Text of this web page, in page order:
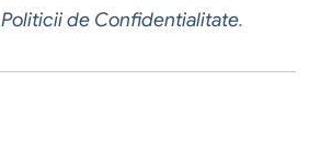
Politicii de Confidentialitate.